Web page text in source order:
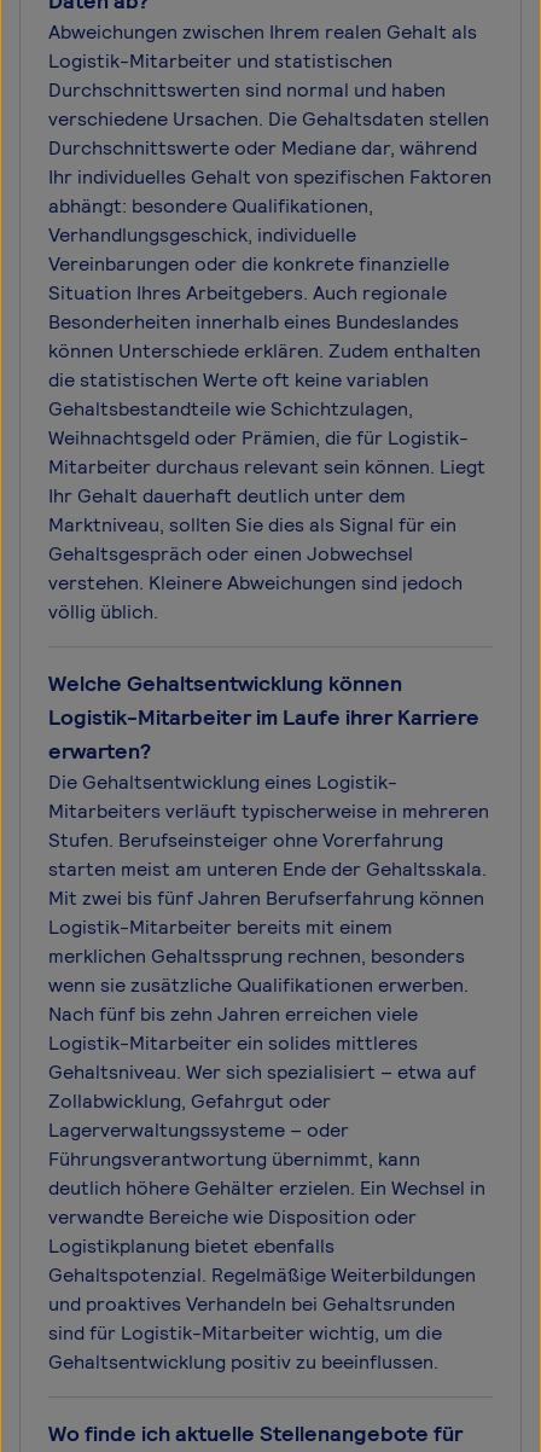
Abweichungen zwischen Ihrem realen Gehalt als
Logistik-Mitarbeiter und statistischen
Durchschnittswerten sind normal und haben
verschiedene Ursachen. Die Gehaltsdaten stellen
Durchschnittswerte oder Mediane dar, während
Ihr individuelles Gehalt von spezifischen Faktoren
abhängt: besondere Qualifikationen,
Verhandlungsgeschick, individuelle
Vereinbarungen oder die konkrete finanzielle
Situation Ihres Arbeitgebers. Auch regionale
Besonderheiten innerhalb eines Bundeslandes
können Unterschiede erklären. Zudem enthalten
die statistischen Werte oft keine variablen
Gehaltsbestandteile wie Schichtzulagen,
Weihnachtsgeld oder Prämien, die für Logistik-
Mitarbeiter durchaus relevant sein können. Liegt
Ihr Gehalt dauerhaft deutlich unter dem
Marktniveau, sollten Sie dies als Signal für ein
Gehaltsgespräch oder einen Jobwechsel
verstehen. Kleinere Abweichungen sind jedoch
völlig üblich.
Welche Gehaltsentwicklung können
Logistik-Mitarbeiter im Laufe ihrer Karriere
erwarten?
Die Gehaltsentwicklung eines Logistik-
Mitarbeiters verläuft typischerweise in mehreren
Stufen. Berufseinsteiger ohne Vorerfahrung
starten meist am unteren Ende der Gehaltsskala.
Mit zwei bis fünf Jahren Berufserfahrung können
Logistik-Mitarbeiter bereits mit einem
merklichen Gehaltssprung rechnen, besonders
wenn sie zusätzliche Qualifikationen erwerben.
Nach fünf bis zehn Jahren erreichen viele
Logistik-Mitarbeiter ein solides mittleres
Gehaltsniveau. Wer sich spezialisiert – etwa auf
Zollabwicklung, Gefahrgut oder
Lagerverwaltungssysteme – oder
Führungsverantwortung übernimmt, kann
deutlich höhere Gehälter erzielen. Ein Wechsel in
verwandte Bereiche wie Disposition oder
Logistikplanung bietet ebenfalls
Gehaltspotenzial. Regelmäßige Weiterbildungen
und proaktives Verhandeln bei Gehaltsrunden
sind für Logistik-Mitarbeiter wichtig, um die
Gehaltsentwicklung positiv zu beeinflussen.
Wo finde ich aktuelle Stellenangebote für